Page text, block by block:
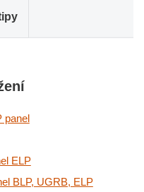
panel
ELP
BLP, UGRB, ELP